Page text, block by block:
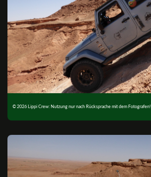
© 2026 Lippi Crew: Nutzung nur nach Rücksprache mit dem Fotografen!
© 2026 Lippi Crew: Nutzung nur nach Rücksprache mit dem Fotografen!
© 2026 Lippi Crew: Nutzung nur nach Rücksprache mit dem Fotografen!